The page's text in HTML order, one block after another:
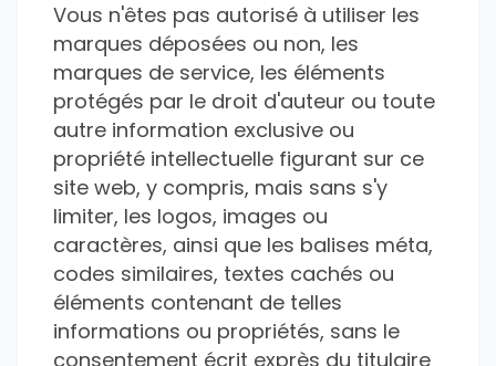
Vous n'êtes pas autorisé à utiliser les
marques déposées ou non, les
marques de service, les éléments
protégés par le droit d'auteur ou toute
autre information exclusive ou
propriété intellectuelle figurant sur ce
site web, y compris, mais sans s'y
limiter, les logos, images ou
caractères, ainsi que les balises méta,
codes similaires, textes cachés ou
éléments contenant de telles
informations ou propriétés, sans le
consentement écrit exprès du titulaire